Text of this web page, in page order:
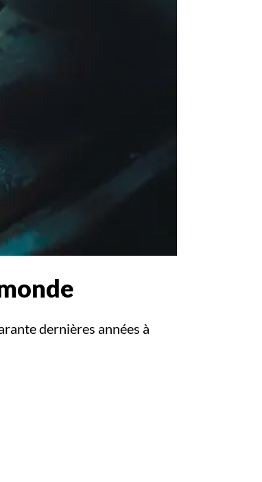
dernières années à